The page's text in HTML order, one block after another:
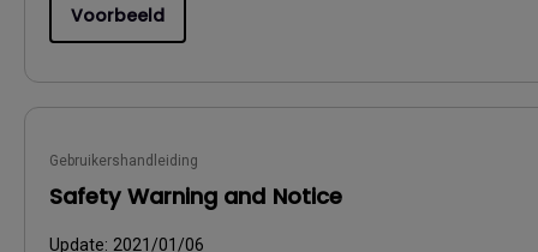
Voorbeeld
Gebruikershandleiding
Safety Warning and Notice
Update: 2021/01/06